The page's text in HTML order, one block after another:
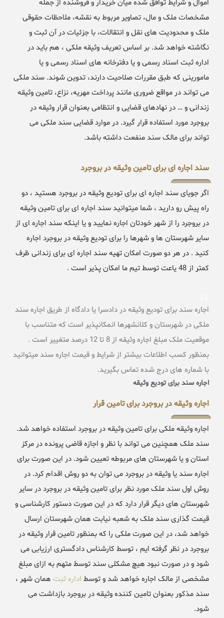
اموال و شرایط توافق شده میان خریدار و فروشنده از جمله
مشخصات ملک و مال، تصاویر مربوط به نقشه، ملاحظات حقوقی
ملک و محدودیت های نقل و انتقالات، با جزئیات در آن ثبت و
نگاشته خواهد شد. بر اساس تعریف وثیقه ملکی ، هم باید در
اداره ثبت اسناد رسمی و یا دفترخانه های اسناد رسمی و یا
مامورینی که طبق مقررات صلاحیت دارند، تدوین شوند. سند ملکی
می تواند در مواقع ضروری مانند پرداخت مهریه، نزاع، تامین وثیقه
زندانی و … در نهادهای قضایی و انتظامی بعنوان قرار وثیقه در
بروجرد مورد استفاده قرار گیرد. در موارد قضایی سند ملکی می
تواند برای مالک سند منفعت داشته باشد.
سند اجاره ای برای تامین وثیقه در بروجرد
اگر جویای سند اجاره ای برای تودیع وثیقه در بروجرد هستید ، دو
راه پیش رو دارید ، شما میتوانید سند اجاره ای برای تامین وثیقه
در بروجرد را از شهر خودتان اجاره نمایید و یا اینکه سند اجاره ای از
سایر شهرستان ها و شهرها را برای تودیع وثیقه در بروجرد اجاره
کنید . در هر دو صورت امکان تهیه سند اجاره ای برای زندانی ظرف
کمتر از 48 یاعت توسط تیم ما امکان پذیر است .
اجاره سند برای تودیع وثیقه در دادسرا یا دادگاه از طریق اجاره سند
ملکی در شهرستان و کلانشهرها انمکانپذیر است که متناسب با
موقعیت ملک مبلغ اجاره وثیقه از 8 تا 12 درصد متغییر است .
بمنظور کسب اطلاعات بیشتر از شرایط و قیمت اجاره سند میتوانید
با شماره های درج شده تماس بگیرید.
اجاره سند برای تودیع وثیقه
اجاره وثیقه در بروجرد برای تامین قرار
اجاره وثیقه ملکی برای تامین وثیقه در بروجرد استفاده خواهد شد.
سند ملک همچنین می تواند با نظر و اجازه قاضی پرونده در مرکز
استان و یا شهرستان های مربوطه تعیین شود. در این صورت برای
اجاره سند یا وثیقه در بروجرد می توان به دو روش اقدام کرد. در
روش اول سند ملک مورد نظر برای تامین وثیقه در بروجرد در سایر
شهرستان های دیگر قرار دارد که در این صورت دستور کارشناسی و
قیمت گذاری سند ملک به شعبه نیابت همان شهرستان ارسال
خواهد شد، در این صورت ملکی را که بمنظور تامین قرار وثیقه در
بروجرد در نظر گرفته ایم ، توسط کارشناس دادگستری ارزیابی می
شود و در صورت نبود هیچ مشکلی سند توسط متهم به ازای مبلغ
مشخصی از مالک اجاره خواهد شد و توسط اداره ثبت همان شهر ،
سند مذکور بعنوان تامین کننده وثیقه در بروجرد بازداشت می
شود.